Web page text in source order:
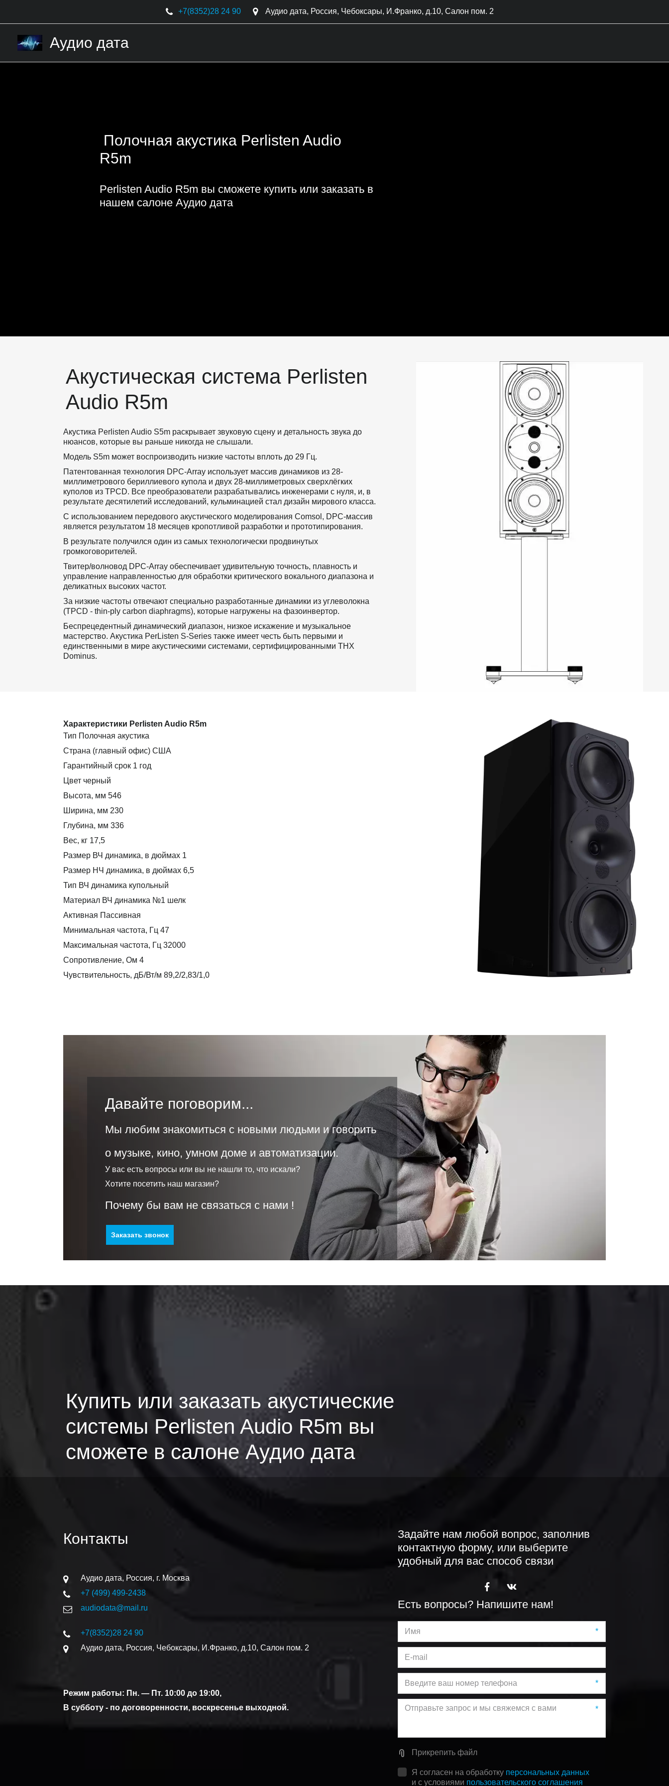
+7(8352)28 24 90 Аудио дата, Россия, Чебоксары, И.Франко, д.10, Салон пом. 2
Аудио дата
R5m
Perlisten Audio R5m вы сможете купить или заказать в
нашем салоне Аудио дата
Акустическая система Perlisten
Audio R5m
Акустика Perlisten Audio S5m раскрывает звуковую сцену и детальность звука до
нюансов, которые вы раньше никогда не слышали.
Модель S5m может воспроизводить низкие частоты вплоть до 29 Гц.
Патентованная технология DPC-Array использует массив динамиков из 28-
миллиметрового бериллиевого купола и двух 28-миллиметровых сверхлёгких
куполов из TPCD. Все преобразователи разрабатывались инженерами с нуля, и, в
результате десятилетий исследований, кульминацией стал дизайн мирового класса.
С использованием передового акустического моделирования Comsol, DPC-массив
является результатом 18 месяцев кропотливой разработки и прототипирования.
В результате получился один из самых технологически продвинутых
громкоговорителей.
Твитер/волновод DPC-Array обеспечивает удивительную точность, плавность и
управление направленностью для обработки критического вокального диапазона и
деликатных высоких частот.
За низкие частоты отвечают специально разработанные динамики из углеволокна
(TPCD - thin-ply carbon diaphragms), которые нагружены на фазоинвертор.
Беспрецедентный динамический диапазон, низкое искажение и музыкальное
мастерство. Акустика PerListen S-Series также имеет честь быть первыми и
единственными в мире акустическими системами, сертифицированными THX
Dominus.
Характеристики Perlisten Audio R5m
Тип Полочная акустика
Страна (главный офис) США
Гарантийный срок 1 год
Цвет черный
Высота, мм 546
Ширина, мм 230
Глубина, мм 336
Вес, кг 17,5
Размер ВЧ динамика, в дюймах 1
Размер НЧ динамика, в дюймах 6,5
Тип ВЧ динамика купольный
Материал ВЧ динамика №1 шелк
Активная Пассивная
Минимальная частота, Гц 47
Максимальная частота, Гц 32000
Сопротивление, Ом 4
Чувствительность, дБ/Вт/м 89,2/2,83/1,0
Давайте поговорим...
Мы любим знакомиться с новыми людьми и говорить
о музыке, кино, умном доме и автоматизации.
У вас есть вопросы или вы не нашли то, что искали?
Хотите посетить наш магазин?
Почему бы вам не связаться с нами !
Заказать звонок
Купить или заказать акустические
системы Perlisten Audio R5m вы
сможете в салоне Аудио дата
Контакты
Аудио дата, Россия, г. Москва
+7 (499) 499-2438
audiodata@mail.ru
+7(8352)28 24 90
Аудио дата, Россия, Чебоксары, И.Франко, д.10, Салон пом. 2
Режим работы: Пн. — Пт. 10:00 до 19:00,
В субботу - по договоренности, воскресенье выходной.
Задайте нам любой вопрос, заполнив
контактную форму, или выберите
удобный для вас способ связи
Есть вопросы? Напишите нам!
*
*
*
Прикрепить файл
Я согласен на обработку персональных данных
и с условиями пользовательского соглашения